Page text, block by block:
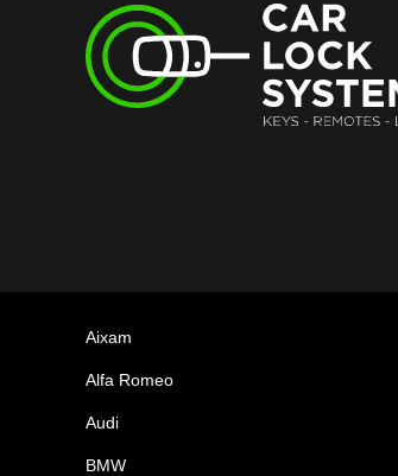
Aixam
Alfa Romeo
Audi
BMW